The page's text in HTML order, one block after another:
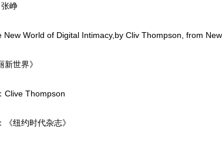
峥
World of Digital Intimacy,by Cliv Thompson, from New
世界》
Thompson
纽约时代杂志》